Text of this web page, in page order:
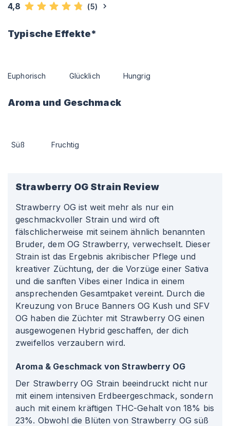
4,8 (5)
Typische Effekte*
Euphorisch Glücklich Hungrig
Aroma und Geschmack
Süß Fruchtig
Strawberry OG Strain Review
Strawberry OG ist weit mehr als nur ein
geschmackvoller Strain und wird oft
fälschlicherweise mit seinem ähnlich benannten
Bruder, dem OG Strawberry, verwechselt. Dieser
Strain ist das Ergebnis akribischer Pflege und
kreativer Züchtung, der die Vorzüge einer Sativa
und die sanften Vibes einer Indica in einem
ansprechenden Gesamtpaket vereint. Durch die
Kreuzung von Bruce Banners OG Kush und SFV
OG haben die Züchter mit Strawberry OG einen
ausgewogenen Hybrid geschaffen, der dich
zweifellos verzaubern wird.
Aroma & Geschmack von Strawberry OG
Der Strawberry OG Strain beeindruckt nicht nur
mit einem intensiven Erdbeergeschmack, sondern
auch mit einem kräftigen THC-Gehalt von 18% bis
23%. Obwohl die Blüten von Strawberry OG süß